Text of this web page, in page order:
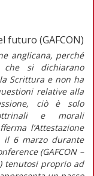
futuro (GAFCON)
anglicana, perché
si dichiarano
Scrittura e non ha
relative alla
ciò è solo
e morali
l’Attestazione
il 6 marzo durante
(GAFCON –
tenutosi proprio ad